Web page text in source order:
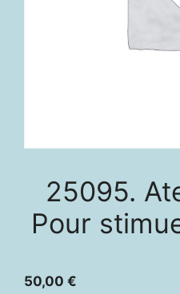
25095.
Pour
50,00 €